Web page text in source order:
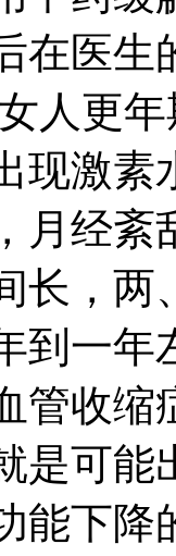
在医生
人更
现激
月经紊
长，
到一年
管收缩
是可
能下降